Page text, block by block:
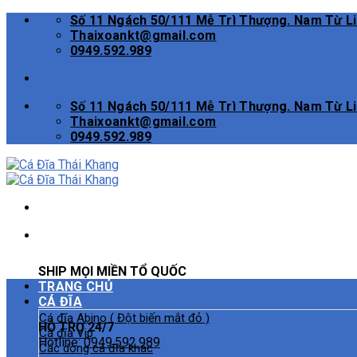
Skip
Số 11 Ngách 50/111 Mễ Trì Thượng. Nam Từ
Thaixoankt@gmail.com
0949.592.989
Số 11 Ngách 50/111 Mễ Trì Thượng. Nam Từ
Thaixoankt@gmail.com
0949.592.989
SHIP MỌI MIỀN TỔ QUỐC
HỖ TRỢ 24/7
Hotline:0949.592.989
TRANG CHỦ
CÁ ĐĨA
Cá đĩa Abino ( Đột biến mắt đỏ )
Cá đĩa Vip
Các dòng cá đĩa khác